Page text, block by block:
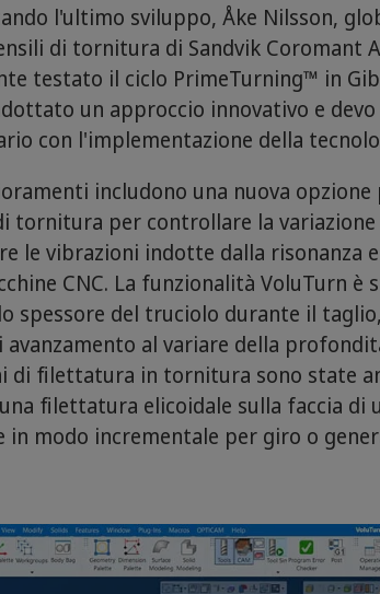
l'ultimo sviluppo, Åke Nilsson,
di tornitura di Sandvik Coromant
testato il ciclo PrimeTurning™ in
un approccio innovativo e
con l'implementazione della
includono una nuova
tornitura per controllare la
le vibrazioni indotte dalla risonanza
CNC. La funzionalità VoluTurn
spessore del truciolo durante il
avanzamento al variare della
di filettatura in tornitura sono state
filettatura elicoidale sulla faccia di
modo incrementale per giro o